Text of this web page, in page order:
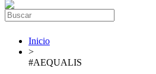
Inicio
>
#AEQUALIS